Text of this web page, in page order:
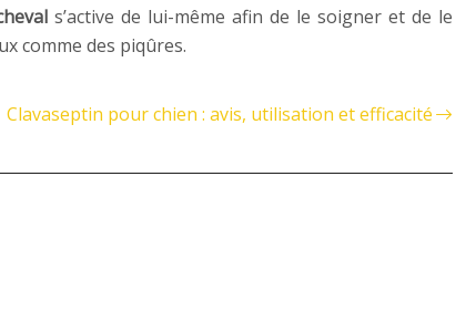
s’active de lui-même afin de le soigner et de le
comme des piqûres.
Clavaseptin pour chien : avis, utilisation et efficacité